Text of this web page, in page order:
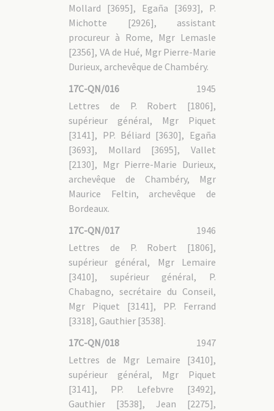
17C-GAL : Généralités
17C-GAL - 1. Documentation
17C-GAL - 1.1 Histoire religieuse
17C-GAL - 1.1/1 Christianisme au Vietnam
17C-GAL - 1.1/2 Autres congrégations missionnaires
17C-GAL - 1.2 Histoire politique
17C-GAL - 1.2/1 Indochine française
17C-GAL - 1.2/2 Guerres d'Indochine et du Vietnam
17C-GAL - 1.3 Société
17C-GAL - 2. Documents produits par le Séminaire de Paris
17C-GAL - 2.1 Relations avec les autorités civiles
17C-GAL - 2.3 Nouvelles du Vietnam
Mollard [3695], Egaña [3693], P.
Michotte [2926], assistant
procureur à Rome, Mgr Lemasle
[2356], VA de Hué, Mgr Pierre-Marie
Durieux, archevêque de Chambéry.
17C-QN/016
1945
Lettres de P. Robert [1806],
supérieur général, Mgr Piquet
[3141], PP. Béliard [3630], Egaña
[3693], Mollard [3695], Vallet
[2130], Mgr Pierre-Marie Durieux,
archevêque de Chambéry, Mgr
Maurice Feltin, archevêque de
Bordeaux.
17C-QN/017
1946
Lettres de P. Robert [1806],
supérieur général, Mgr Lemaire
[3410], supérieur général, P.
Chabagno, secrétaire du Conseil,
Mgr Piquet [3141], PP. Ferrand
[3318], Gauthier [3538].
17C-QN/018
1947
Lettres de Mgr Lemaire [3410],
supérieur général, Mgr Piquet
[3141], PP. Lefebvre [3492],
Gauthier [3538], Jean [2275],